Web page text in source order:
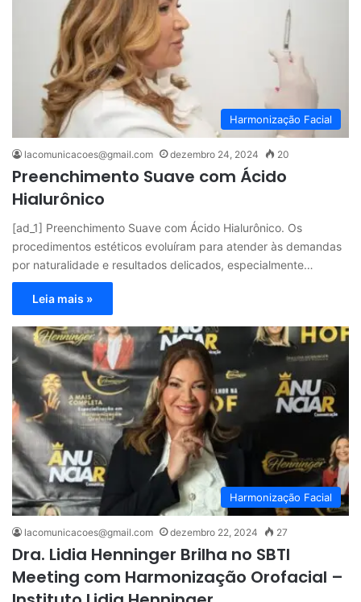
Harmonização Facial
lacomunicacoes@gmail.com dezembro 24, 2024 20
Preenchimento Suave com Ácido
Hialurônico
[ad_1] Preenchimento Suave com Ácido Hialurônico. Os
procedimentos estéticos evoluíram para atender às demandas
por naturalidade e resultados delicados, especialmente…
Leia mais »
Harmonização Facial
lacomunicacoes@gmail.com dezembro 22, 2024 27
Dra. Lidia Henninger Brilha no SBTI
Meeting com Harmonização Orofacial –